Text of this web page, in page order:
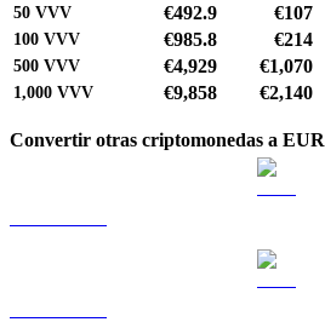
50 VVV €492.9 €107
100 VVV €985.8 €214
500 VVV €4,929 €1,070
1,000 VVV €9,858 €2,140
Convertir otras criptomonedas a EUR